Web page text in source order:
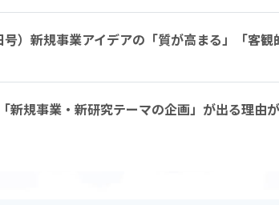
）新規事業アイデアの「質が高まる」「客観
規事業・新研究テーマの企画」が出る理由